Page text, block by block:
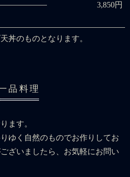
3,850円
丼のものとなります。
品料理
ます。
ゆく自然のものでお作りしてお
ざいましたら、お気軽にお問い